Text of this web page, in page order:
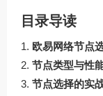
目录导读
欧易网络节点
节点类型与性
节点选择的实